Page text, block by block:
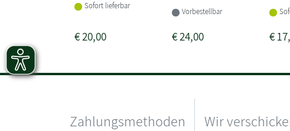
Sofort lieferbar
€20,00
Vorbestellbar
€24,00 €
Zahlungsmethoden Wir